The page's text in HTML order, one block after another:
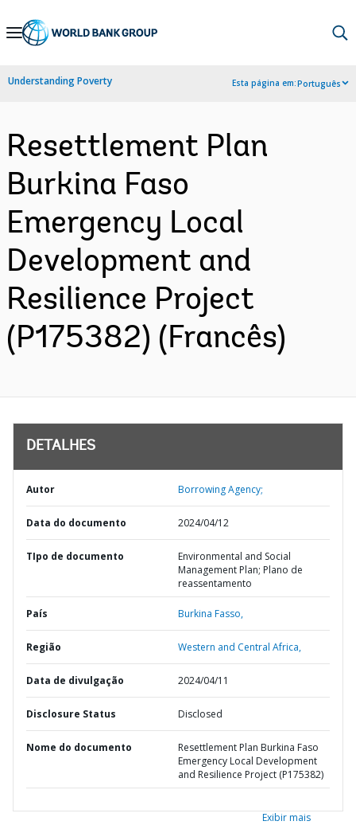
Skip
Navigation
Understanding Poverty Esta página em:Português
Resettlement Plan
Burkina Faso
Emergency Local
Development and
Resilience Project
(P175382) (Francês)
DETALHES
Autor Borrowing Agency;
Data do documento 2024/04/12
TIpo de documento
Environmental and Social
Management Plan; Plano de
reassentamento
País Burkina Fasso,
Região Western and Central Africa,
Data de divulgação 2024/04/11
Disclosure Status Disclosed
Nome do documento
Resettlement Plan Burkina Faso
Emergency Local Development
and Resilience Project (P175382)
Exibir mais